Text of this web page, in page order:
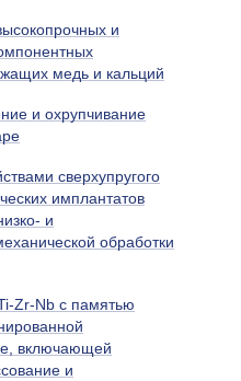
и
медь и кальций
и охрупчивание
сверхупругого
имплантатов
и
обработки
Zr-Nb с памятью
включающей
и